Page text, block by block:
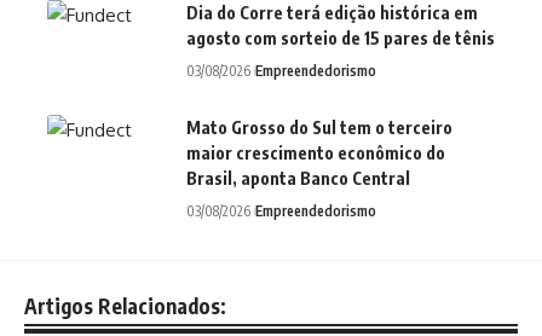
Dia do Corre terá edição histórica em
agosto com sorteio de 15 pares de tênis
03/08/2026 Empreendedorismo
Mato Grosso do Sul tem o terceiro
maior crescimento econômico do
Brasil, aponta Banco Central
03/08/2026 Empreendedorismo
Artigos Relacionados: